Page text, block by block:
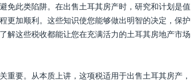
免此类陷阱。在出售土耳其房产时，研究和计划是值
更加顺利。这些知识使您能够做出明智的决定，保护
解这些税收都能让您在充满活力的土耳其房地产市场
要。从本质上讲，这项税适用于出售土耳其房产，